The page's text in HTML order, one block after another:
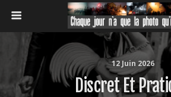
12 Juin 2026
Discret Et